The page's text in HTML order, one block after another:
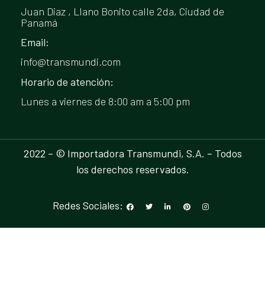
Juan Diaz , Llano Bonito calle 2da, Ciudad de
Panamá
Email:
info@transmundi.com
Horario de atención:
Lunes a viernes de 8:00 am a 5:00 pm
2022 – © Importadora Transmundi, S.A. – Todos
los derechos reservados.
Redes Sociales: